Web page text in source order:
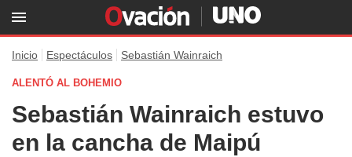
Inicio Espectáculos Sebastián Wainraich
ALENTÓ AL BOHEMIO
Sebastián Wainraich estuvo
en la cancha de Maipú